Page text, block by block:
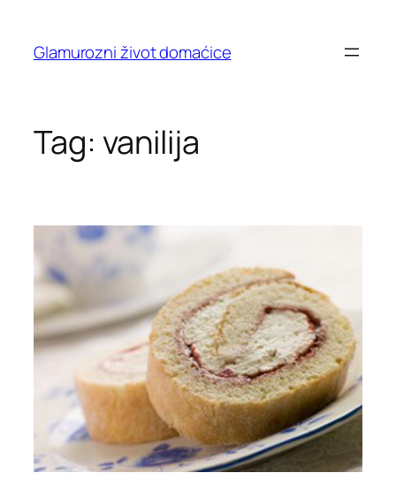
content
Glamurozni život domaćice
Tag: vanilija